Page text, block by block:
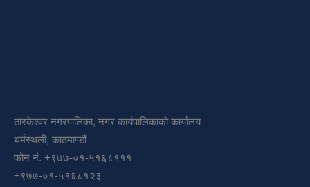
तारकेश्वर नगरपालिका, नगर कार्यपालिकाको कार्यालय
धर्मस्थली, काठमाण्डौं
फोन नं. +९७७-०१-५१६८१११
+९७७-०१-५१६८१२३